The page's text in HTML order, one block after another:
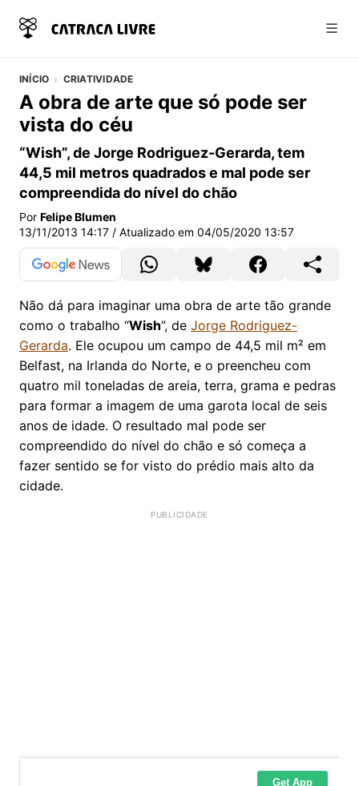
INÍCIO CRIATIVIDADE
A obra de arte que só pode ser
vista do céu
“Wish”, de Jorge Rodriguez-Gerarda, tem
44,5 mil metros quadrados e mal pode ser
compreendida do nível do chão
Por Felipe Blumen
13/11/2013 14:17 / Atualizado em 04/05/2020 13:57
Não dá para imaginar uma obra de arte tão grande
como o trabalho “Wish”, de Jorge Rodriguez-
Gerarda. Ele ocupou um campo de 44,5 mil m² em
Belfast, na Irlanda do Norte, e o preencheu com
quatro mil toneladas de areia, terra, grama e pedras
para formar a imagem de uma garota local de seis
anos de idade. O resultado mal pode ser
compreendido do nível do chão e só começa a
fazer sentido se for visto do prédio mais alto da
cidade.